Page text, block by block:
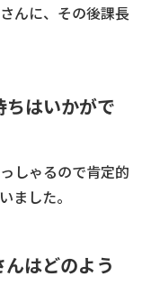
んに、その後課長
はいかがで
しゃるので肯定的
ました。
はどのよう